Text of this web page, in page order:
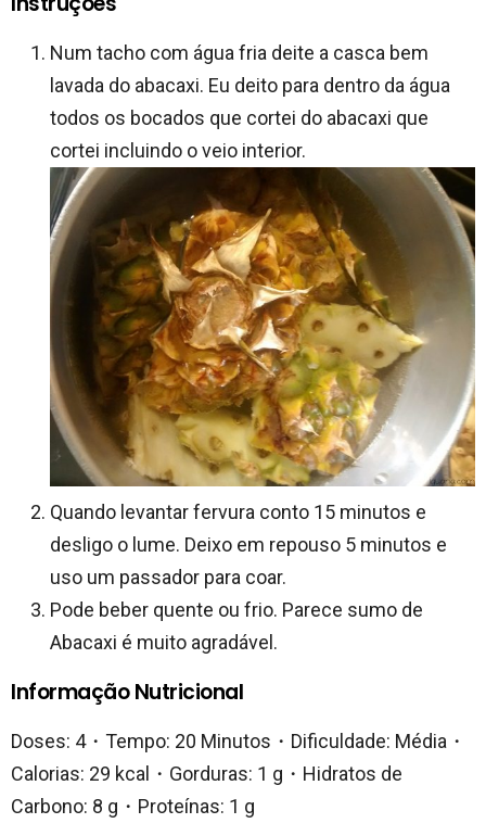
Num tacho com água fria deite a casca bem
lavada do abacaxi. Eu deito para dentro da água
todos os bocados que cortei do abacaxi que
cortei incluindo o veio interior.
Quando levantar fervura conto 15 minutos e
desligo o lume. Deixo em repouso 5 minutos e
uso um passador para coar.
Pode beber quente ou frio. Parece sumo de
Abacaxi é muito agradável.
Informação Nutricional
Doses: 4・Tempo: 20 Minutos・Dificuldade: Média・
Calorias: 29 kcal・Gorduras: 1 g・Hidratos de
Carbono: 8 g・Proteínas: 1 g